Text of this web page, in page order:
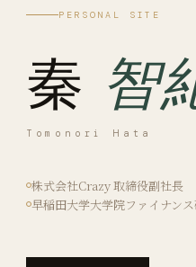
PERSONAL SITE
秦 智
Tomonori Hata
株式会社Crazy 取締役副社長
早稲田大学大学院ファイナン